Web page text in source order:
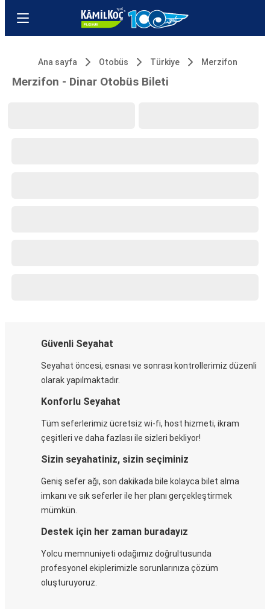
Ana sayfa Otobüs Türkiye Merzifon
Merzifon - Dinar Otobüs Bileti
Güvenli Seyahat
Seyahat öncesi, esnası ve sonrası kontrollerimiz düzenli
olarak yapılmaktadır.
Konforlu Seyahat
Tüm seferlerimiz ücretsiz wi-fi, host hizmeti, ikram
çeşitleri ve daha fazlası ile sizleri bekliyor!
Sizin seyahatiniz, sizin seçiminiz
Geniş sefer ağı, son dakikada bile kolayca bilet alma
imkanı ve sık seferler ile her planı gerçekleştirmek
mümkün.
Destek için her zaman buradayız
Yolcu memnuniyeti odağımız doğrultusunda
profesyonel ekiplerimizle sorunlarınıza çözüm
oluşturuyoruz.